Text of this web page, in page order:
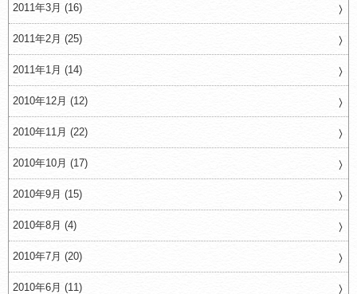
2011年3月 (16)
2011年2月 (25)
2011年1月 (14)
2010年12月 (12)
2010年11月 (22)
2010年10月 (17)
2010年9月 (15)
2010年8月 (4)
2010年7月 (20)
2010年6月 (11)